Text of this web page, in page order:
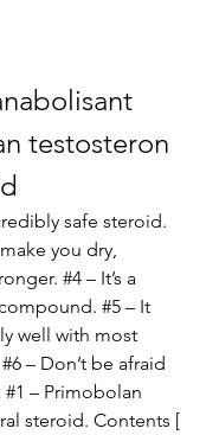
testosteron
you dry,
#4 – It’s a
#5 – It
well with most
– Don’t be afraid
– Primobolan
steroid. Contents [